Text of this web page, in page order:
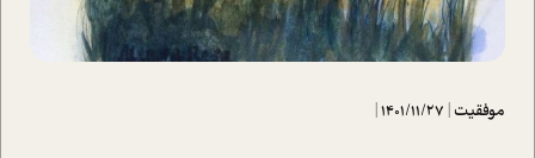
موفقیت|
1401/11/27
|